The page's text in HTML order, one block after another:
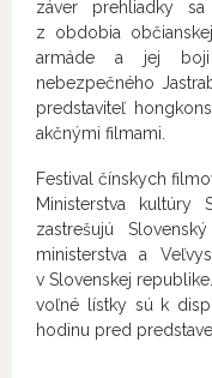
záver prehliadky
z obdobia
armáde a jej
nebezpečného
predstaviteľ
akčnými filmami.
Festival čínskych
Ministerstva
zastrešujú
ministerstva a
v Slovenskej
voľné lístky sú k
hodinu pred